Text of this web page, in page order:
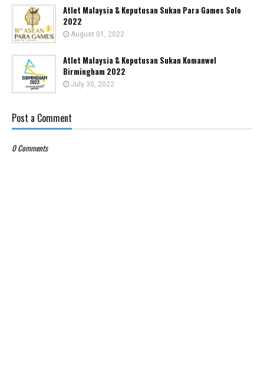
Atlet Malaysia & Keputusan Sukan Para Games Solo
2022
August 01, 2022
Atlet Malaysia & Keputusan Sukan Komanwel
Birmingham 2022
July 30, 2022
Post a Comment
0 Comments